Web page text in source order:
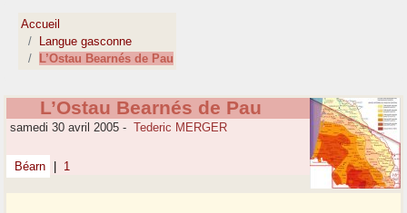
Accueil
Langue gasconne
L’Ostau Bearnés de Pau
L’Ostau Bearnés de Pau
samedi 30 avril 2005 - Tederic MERGER
Béarn 1